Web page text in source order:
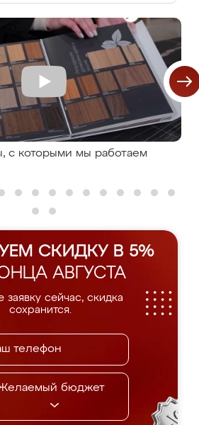
с которыми мы работаем
СКИДКУ В 5%
АВГУСТА
заявку сейчас, скидка
сохранится.
бюджет